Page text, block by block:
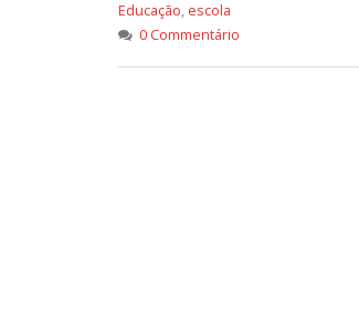
Educação, escola
0 Commentário